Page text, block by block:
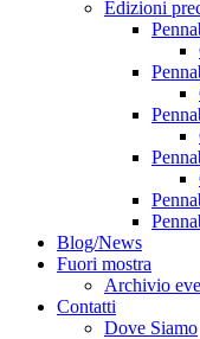
Edizioni
Blog/News
Fuori mostra
Archivio
Contatti
Dove Siamo